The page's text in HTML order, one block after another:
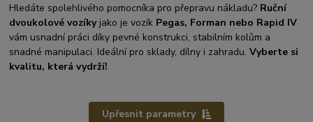
Hledáte spolehlivého pomocníka pro přepravu nákladu? Ruční
dvoukolové vozíkyjako je vozík Pegas, Forman nebo Rapid IV
vám usnadní práci díky pevné konstrukci, stabilním kolům a
snadné manipulaci. Ideální pro sklady, dílny i zahradu.Vyberte si
kvalitu, která vydrží!
Upřesnit parametry